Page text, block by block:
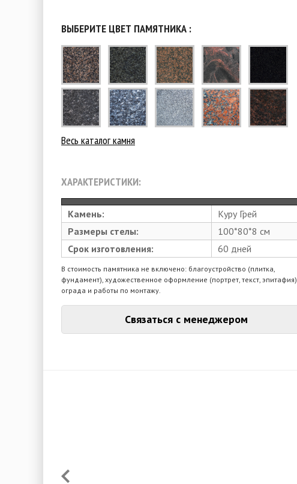
ВЫБЕРИТЕ ЦВЕТ ПАМЯТНИКА :
Весь каталог камня
ХАРАКТЕРИСТИКИ:
Камень:
Куру Грей
Размеры стелы:
100*80*8 см
Срок изготовления:
60 дней
В стоимость памятника не включено: благоустройство (плитка,
фундамент), художественное оформление (портрет, текст, эпитафия),
ограда и работы по монтажу.
Связаться с менеджером